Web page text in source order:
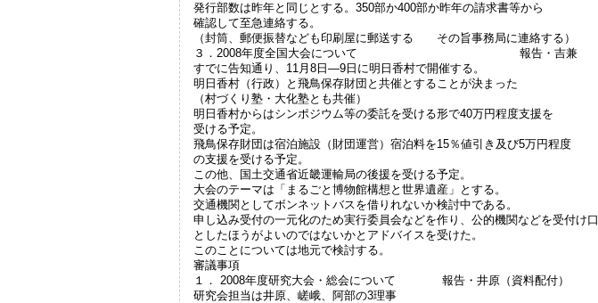
発行部数は昨年と同じとする。350部か400部か昨年の請求書等から
確認して至急連絡する。
（封筒、郵便振替なども印刷屋に郵送する その旨事務局に連絡する）
３．2008年度全国大会について 報告・吉兼
すでに告知通り、11月8日―9日に明日香村で開催する。
明日香村（行政）と飛鳥保存財団と共催とすることが決まった
（村づくり塾・大化塾とも共催）
明日香村からはシンポジウム等の委託を受ける形で40万円程度支援を
受ける予定。
飛鳥保存財団は宿泊施設（財団運営）宿泊料を15％値引き及び5万円程度
の支援を受ける予定。
この他、国土交通省近畿運輸局の後援を受ける予定。
大会のテーマは「まるごと博物館構想と世界遺産」とする。
交通機関としてボンネットバスを借りれないか検討中である。
申し込み受付の一元化のため実行委員会などを作り、公的機関などを受付け口
としたほうがよいのではないかとアドバイスを受けた。
このことについては地元で検討する。
審議事項
１． 2008年度研究大会・総会について 報告・井原（資料配付）
研究会担当は井原、嵯峨、阿部の3理事